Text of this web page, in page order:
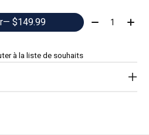
— $149.99 Quantité:
à la liste de souhaits